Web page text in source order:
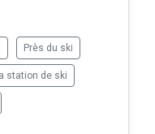
Près du ski
station de ski